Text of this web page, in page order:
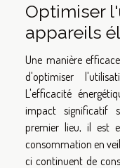
Optimiser
appareils
Une manière
d'optimiser
L'efficacité
impact significatif
premier lieu, il est
consommation en
ci continuent de